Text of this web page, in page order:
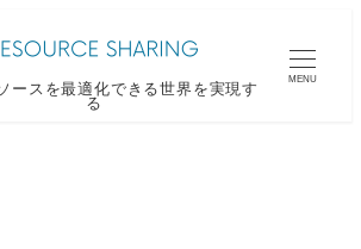
ースを最適化できる世界を実現す
る
MENU